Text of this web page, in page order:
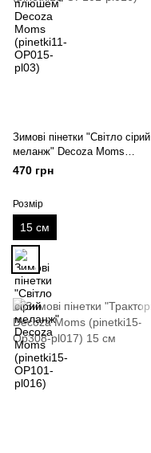
Зимові пінетки "Світло сірий
меланж" Decoza Moms
(pinetki15-OP101-pl016)
470 грн
Розмір
15 см